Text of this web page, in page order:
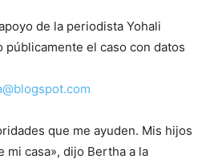
de la periodista Yohali
públicamente el caso con datos
que me ayuden. Mis hijos
mi casa», dijo Bertha a la